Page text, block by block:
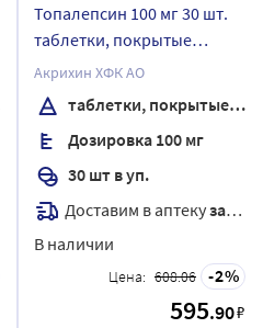
Топалепсин 100 мг 30 шт.
таблетки, покрытые
пленочной оболочкой
Акрихин ХФК АО
таблетки, покрытые пленочной оболочкой
Дозировка 100 мг
30 шт в уп.
Доставим в аптекузавтра
В наличии
Цена: 608.06 2
595.90₽